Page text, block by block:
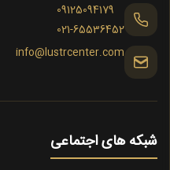
09125094179
021-65536452
info@lustrcenter.com
شبکه های اجتماعی